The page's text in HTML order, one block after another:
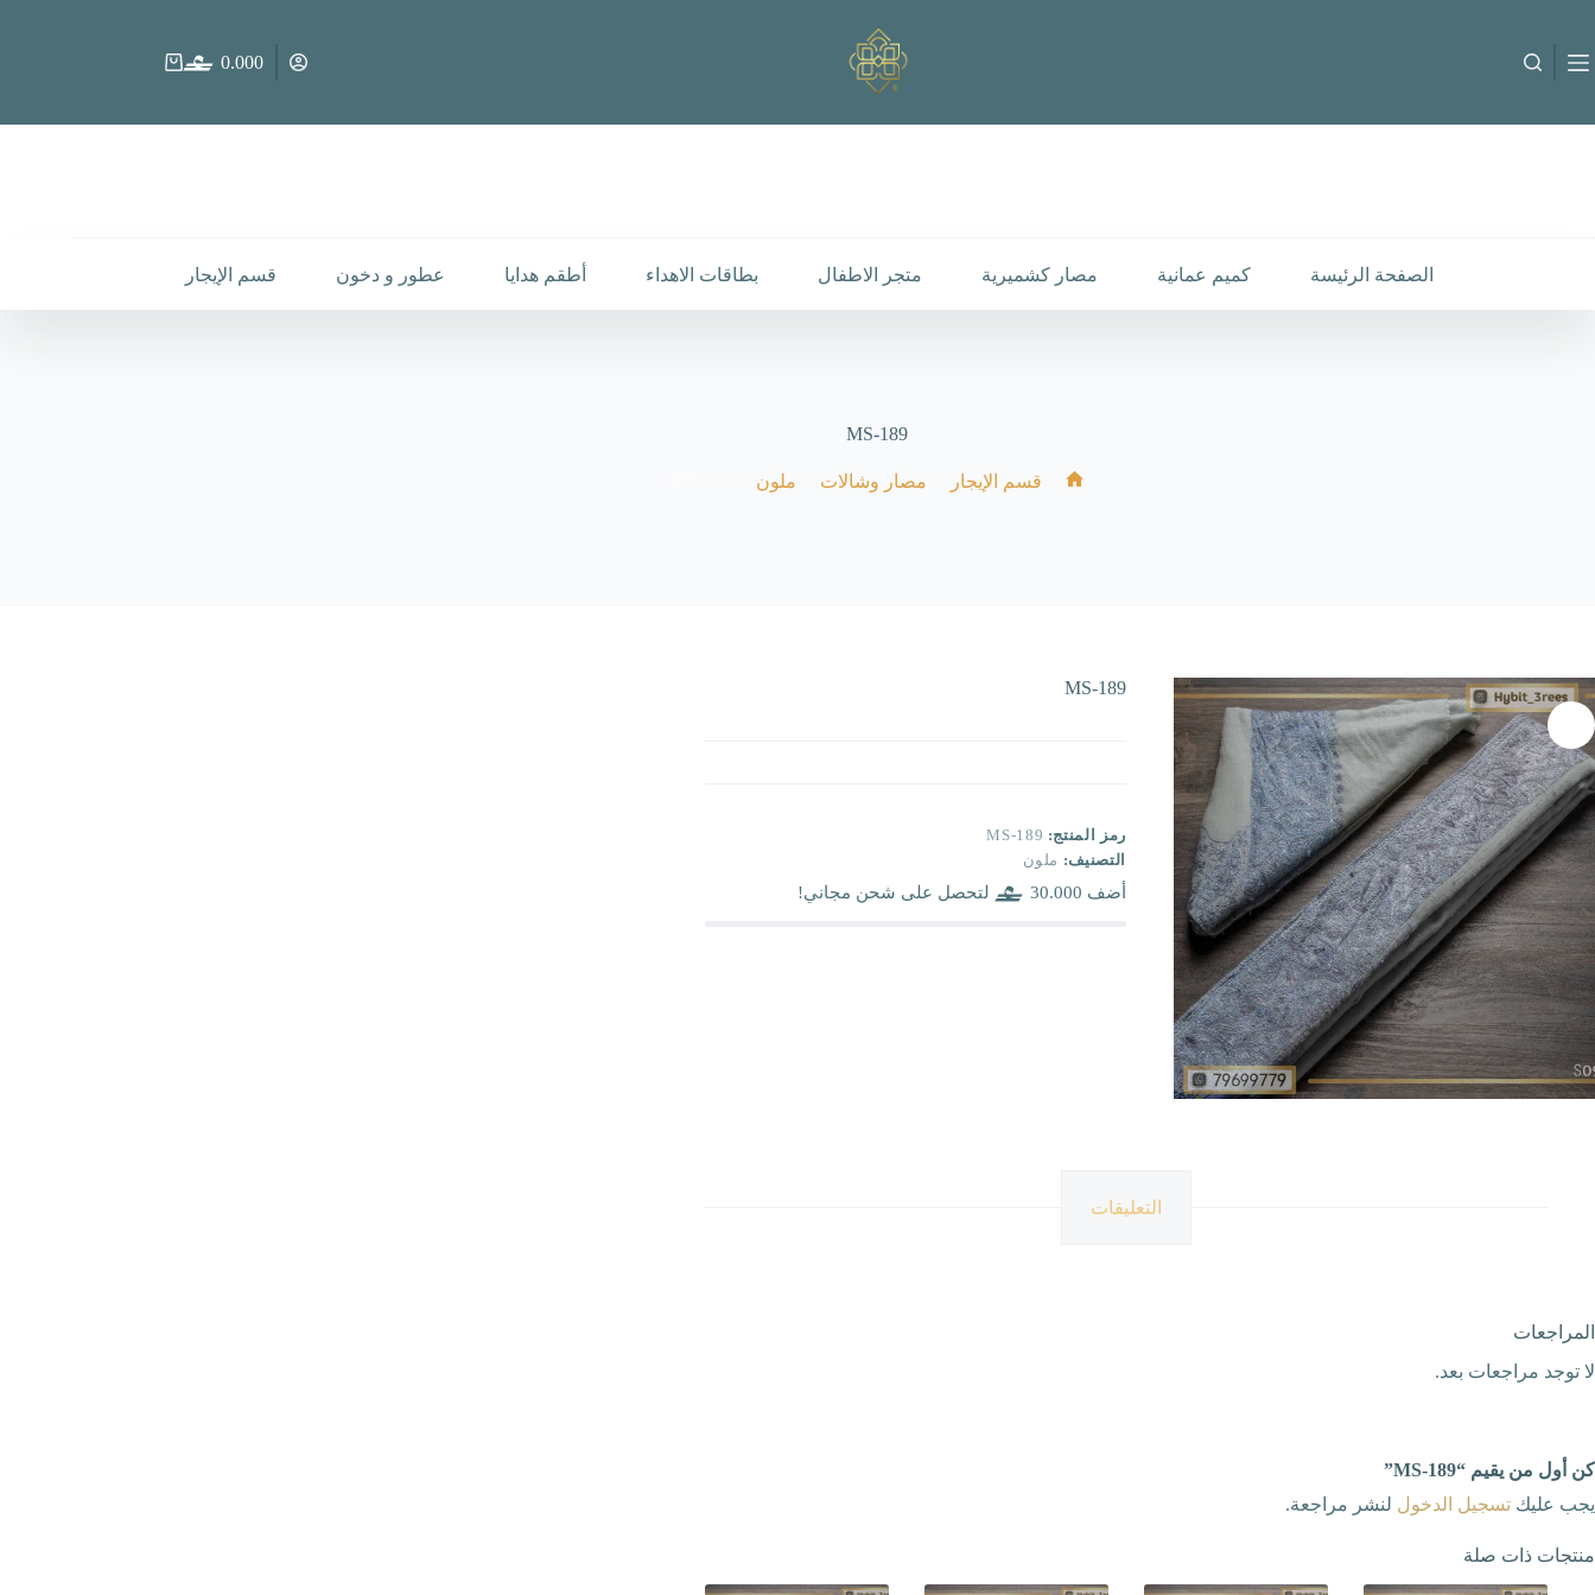
المحتوى
عربة
0.000
الصفحة الرئيسة كميم عمانية مصار كشميرية متجر الاطفال بطاقات الاهداء أطقم هدايا عطور و دخون قسم الإيجار
MS-189
قسم الإيجار مصار وشالات ملون
MS-189
رمز المنتج: MS-189
التصنيف: ملون
أضف 30.000 لتحصل على شحن مجاني!
التعليقات
المراجعات
لا توجد مراجعات بعد.
كن أول من يقيم “MS-189”
يجب عليك تسجيل الدخول لنشر مراجعة.
منتجات ذات صلة